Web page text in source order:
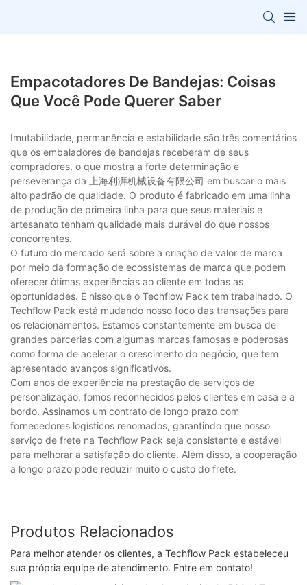
Empacotadores De Bandejas: Coisas
Que Você Pode Querer Saber
Imutabilidade, permanência e estabilidade são três comentários
que os embaladores de bandejas receberam de seus
compradores, o que mostra a forte determinação e
perseverança da 上海利湃机械设备有限公司 em buscar o mais
alto padrão de qualidade. O produto é fabricado em uma linha
de produção de primeira linha para que seus materiais e
artesanato tenham qualidade mais durável do que nossos
concorrentes.
O futuro do mercado será sobre a criação de valor de marca
por meio da formação de ecossistemas de marca que podem
oferecer ótimas experiências ao cliente em todas as
oportunidades. É nisso que o Techflow Pack tem trabalhado. O
Techflow Pack está mudando nosso foco das transações para
os relacionamentos. Estamos constantemente em busca de
grandes parcerias com algumas marcas famosas e poderosas
como forma de acelerar o crescimento do negócio, que tem
apresentado avanços significativos.
Com anos de experiência na prestação de serviços de
personalização, fomos reconhecidos pelos clientes em casa e a
bordo. Assinamos um contrato de longo prazo com
fornecedores logísticos renomados, garantindo que nosso
serviço de frete na Techflow Pack seja consistente e estável
para melhorar a satisfação do cliente. Além disso, a cooperação
a longo prazo pode reduzir muito o custo do frete.
Produtos Relacionados
Para melhor atender os clientes, a Techflow Pack estabeleceu
sua própria equipe de atendimento. Entre em contato!